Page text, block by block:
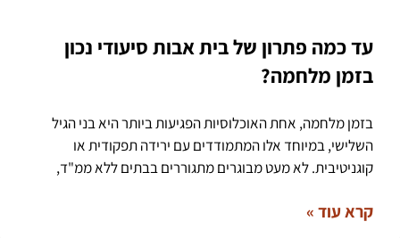
עד כמה פתרון של בית אבות סיעודי נכון
בזמן מלחמה?
בזמן מלחמה, אחת האוכלוסיות הפגיעות ביותר היא בני הגיל
השלישי, במיוחד אלו המתמודדים עם ירידה תפקודית או
קוגניטיבית. לא מעט מבוגרים מתגוררים בבתים ללא ממ"ד,
קרא עוד »